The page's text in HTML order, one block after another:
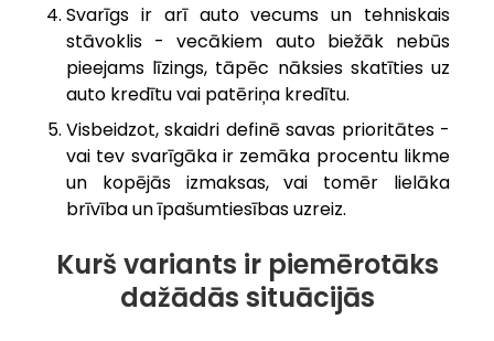
Svarīgs ir arī auto vecums un tehniskais
stāvoklis - vecākiem auto biežāk nebūs
pieejams līzings, tāpēc nāksies skatīties uz
auto kredītu vai patēriņa kredītu.
Visbeidzot, skaidri definē savas prioritātes -
vai tev svarīgāka ir zemāka procentu likme
un kopējās izmaksas, vai tomēr lielāka
brīvība un īpašumtiesības uzreiz.
Kurš variants ir piemērotāks
dažādās situācijās